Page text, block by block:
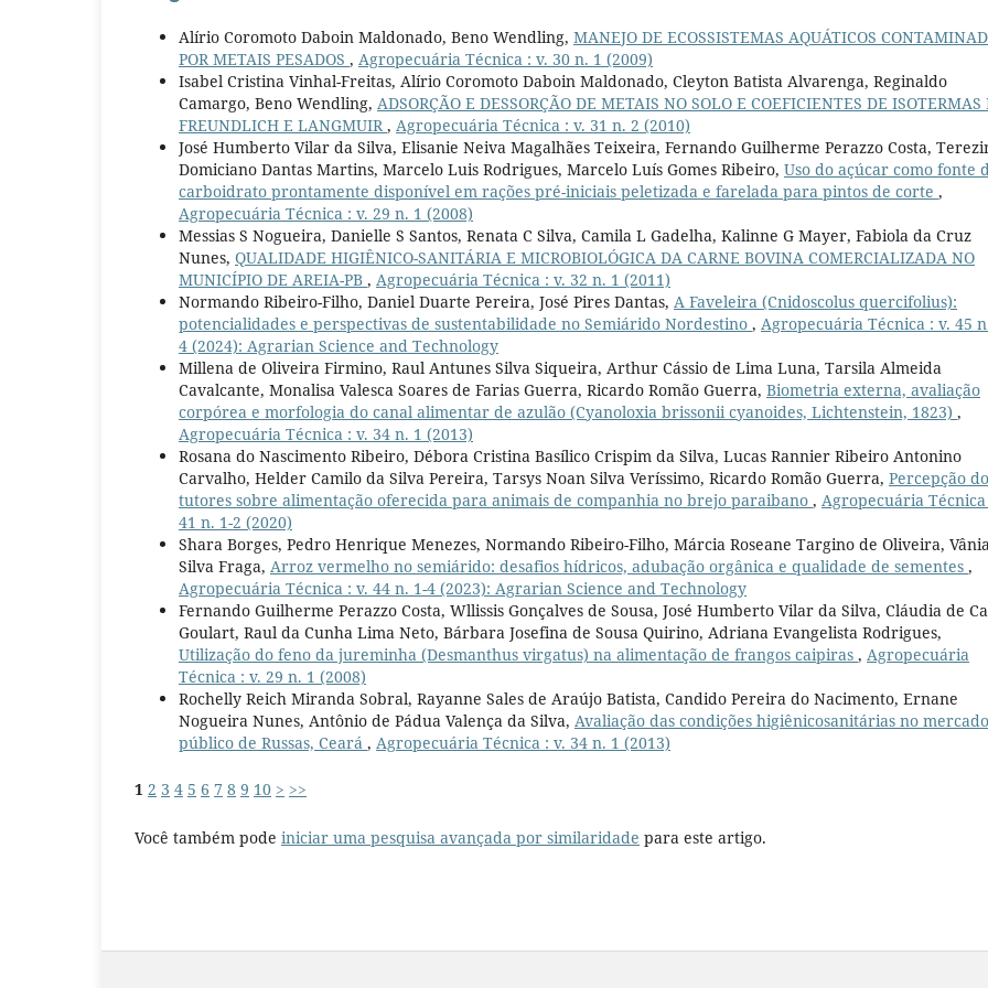
Alírio Coromoto Daboin Maldonado, Beno Wendling, MANEJO DE ECOSSISTEMAS AQUÁTICOS
POR METAIS PESADOS , Agropecuária Técnica : v. 30 n. 1 (2009)
Isabel Cristina Vinhal-Freitas, Alírio Coromoto Daboin Maldonado, Cleyton Batista Alvarenga, Reginaldo
Camargo, Beno Wendling, ADSORÇÃO E DESSORÇÃO DE METAIS NO SOLO E COEFICIENTES DE ISOTERMAS
FREUNDLICH E LANGMUIR, Agropecuária Técnica : v. 31 n. 2 (2010)
José Humberto Vilar da Silva, Elisanie Neiva Magalhães Teixeira, Fernando Guilherme Perazzo Costa,
Domiciano Dantas Martins, Marcelo Luis Rodrigues, Marcelo Luís Gomes Ribeiro, Uso do açúcar como fonte
carboidrato prontamente disponível em rações pré-iniciais peletizada e farelada para pintos de corte ,
Agropecuária Técnica : v. 29 n. 1 (2008)
Messias S Nogueira, Danielle S Santos, Renata C Silva, Camila L Gadelha, Kalinne G Mayer, Fabiola da Cruz
Nunes, QUALIDADE HIGIÊNICO-SANITÁRIA E MICROBIOLÓGICA DA CARNE BOVINA COMERCIALIZADA NO
MUNICÍPIO DE AREIA-PB , Agropecuária Técnica : v. 32 n. 1 (2011)
Normando Ribeiro-Filho, Daniel Duarte Pereira, José Pires Dantas, A Faveleira (Cnidoscolus quercifolius):
potencialidades e perspectivas de sustentabilidade no Semiárido Nordestino , Agropecuária Técnica : v. 45
4 (2024): Agrarian Science and Technology
Millena de Oliveira Firmino, Raul Antunes Silva Siqueira, Arthur Cássio de Lima Luna, Tarsila Almeida
Cavalcante, Monalisa Valesca Soares de Farias Guerra, Ricardo Romão Guerra, Biometria externa, avaliação
corpórea e morfologia do canal alimentar de azulão (Cyanoloxia brissonii cyanoides, Lichtenstein, 1823) ,
Agropecuária Técnica : v. 34 n. 1 (2013)
Rosana do Nascimento Ribeiro, Débora Cristina Basílico Crispim da Silva, Lucas Rannier Ribeiro Antonino
Carvalho, Helder Camilo da Silva Pereira, Tarsys Noan Silva Veríssimo, Ricardo Romão Guerra, Percepção
tutores sobre alimentação oferecida para animais de companhia no brejo paraibano , Agropecuária Técnica
41 n. 1-2 (2020)
Shara Borges, Pedro Henrique Menezes, Normando Ribeiro-Filho, Márcia Roseane Targino de Oliveira,
Silva Fraga, Arroz vermelho no semiárido: desafios hídricos, adubação orgânica e qualidade de sementes ,
Agropecuária Técnica : v. 44 n. 1-4 (2023): Agrarian Science and Technology
Fernando Guilherme Perazzo Costa, Wllissis Gonçalves de Sousa, José Humberto Vilar da Silva, Cláudia de
Goulart, Raul da Cunha Lima Neto, Bárbara Josefina de Sousa Quirino, Adriana Evangelista Rodrigues,
Utilização do feno da jureminha (Desmanthus virgatus) na alimentação de frangos caipiras , Agropecuária
Técnica : v. 29 n. 1 (2008)
Rochelly Reich Miranda Sobral, Rayanne Sales de Araújo Batista, Candido Pereira do Nacimento, Ernane
Nogueira Nunes, Antônio de Pádua Valença da Silva, Avaliação das condições higiênicosanitárias no mercado
público de Russas, Ceará , Agropecuária Técnica : v. 34 n. 1 (2013)
1 2 3 4 5 6 7 8 9 10 > >>
Você também pode iniciar uma pesquisa avançada por similaridade para este artigo.